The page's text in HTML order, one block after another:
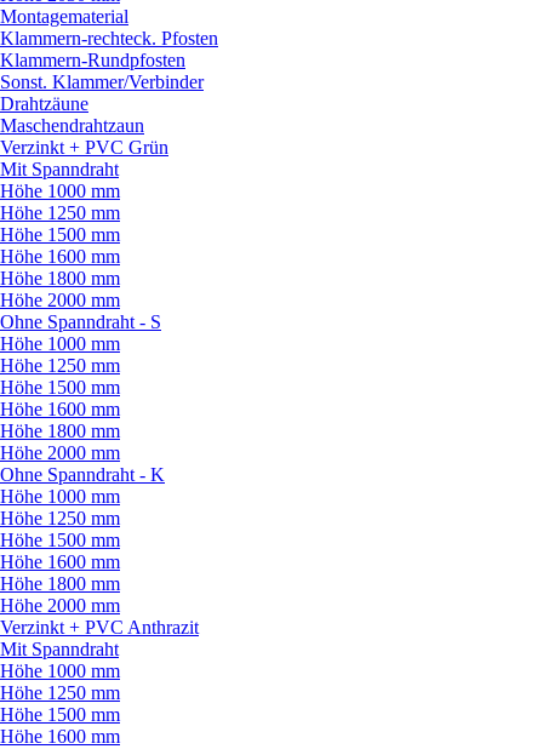
Montagematerial
Klammern-rechteck. Pfosten
Klammern-Rundpfosten
Sonst. Klammer/Verbinder
Drahtzäune
Maschendrahtzaun
Verzinkt + PVC Grün
Mit Spanndraht
Höhe 1000 mm
Höhe 1250 mm
Höhe 1500 mm
Höhe 1600 mm
Höhe 1800 mm
Höhe 2000 mm
Ohne Spanndraht - S
Höhe 1000 mm
Höhe 1250 mm
Höhe 1500 mm
Höhe 1600 mm
Höhe 1800 mm
Höhe 2000 mm
Ohne Spanndraht - K
Höhe 1000 mm
Höhe 1250 mm
Höhe 1500 mm
Höhe 1600 mm
Höhe 1800 mm
Höhe 2000 mm
Verzinkt + PVC Anthrazit
Mit Spanndraht
Höhe 1000 mm
Höhe 1250 mm
Höhe 1500 mm
Höhe 1600 mm